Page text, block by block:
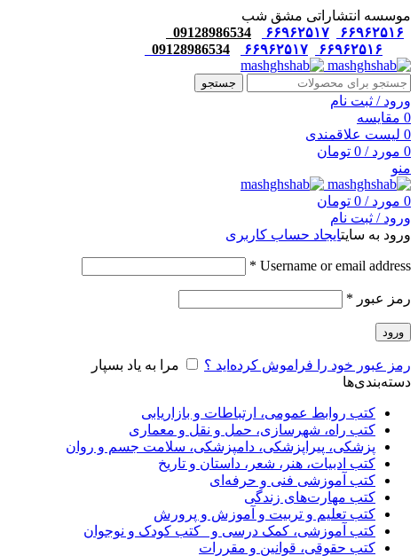
موسسه انتشاراتی مشق شب
۶۶۹۶۲۵۱۶
۶۶۹۶۲۵۱۷
09128986534
۶۶۹۶۲۵۱۶
۶۶۹۶۲۵۱۷ 09128986534
جستجو
ورود / ثبت نام
0 مقایسه
0 لیست علاقمندی
0 مورد /
0 تومان
منو
0 مورد /
0 تومان
ورود / ثبت نام
ورود به سایتایجاد حساب کاربری
Username or email address
*
رمز عبور *
ورود
رمز عبور خود را فراموش کرده‌اید ؟
مرا به یاد بسپار
دسته‌بندی‌ها
کتب روابط عمومی، ارتباطات و بازاریابی
کتب راه، شهرسازی، حمل و نقل و معماری
پزشکی، پیراپزشکی، دامپزشکی، سلامت جسم و روان
کتب ادبیات، هنر، شعر، داستان و تاریخ
کتب آموزشی فنی و حرفه‌ای
کتب مهارت‌های زندگی
کتب تعلیم و تربیت و آموزش و پرورش
کتب آموزشی، کمک درسی و _کتب کودک و نوجوان
کتب حقوقی، قوانین و مقررات